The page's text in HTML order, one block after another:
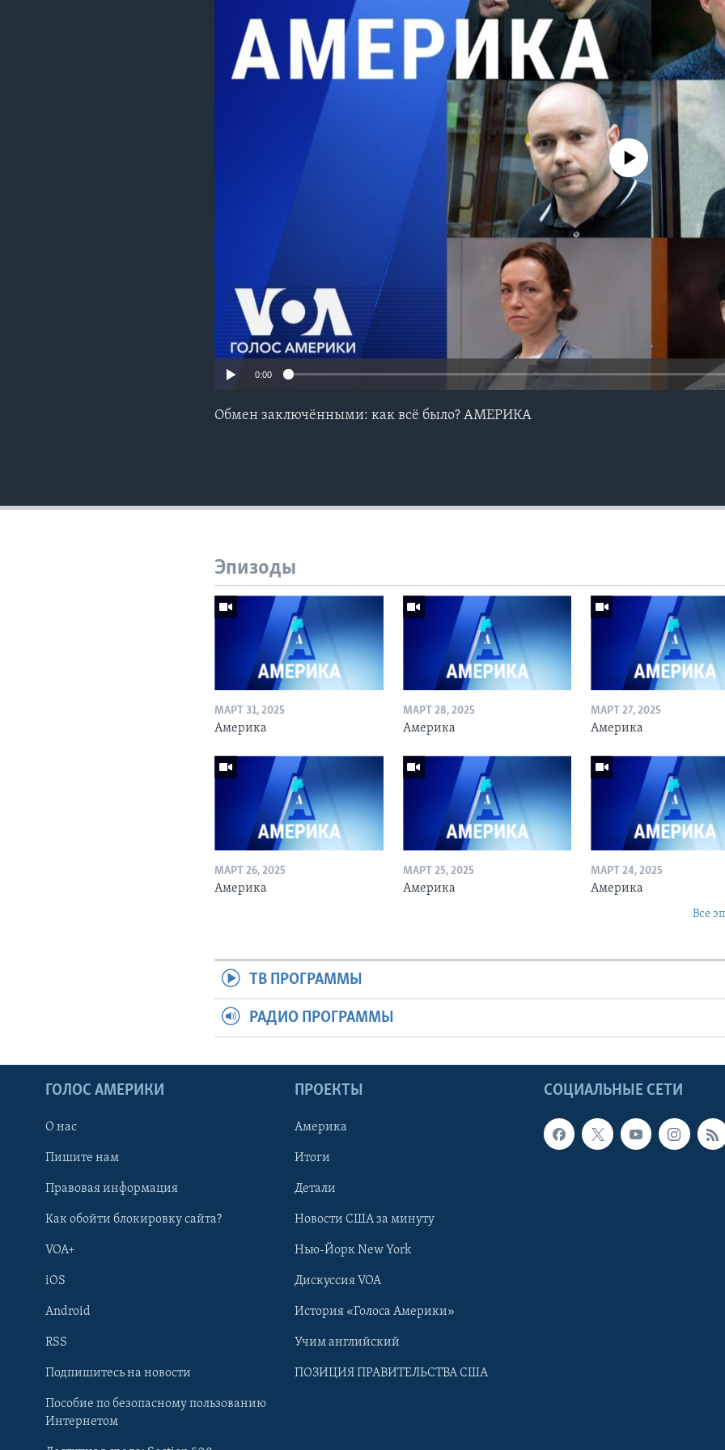
Learning English
No media source currently
0:00
Обмен заключёнными: как всё было? АМЕРИКА
Эпизоды
МАРТ 31, 2025
Америка
МАРТ 28, 2025
Америка
МАРТ 27, 2025
Америка
МАРТ 26, 2025
Америка
МАРТ 25, 2025
Америка
МАРТ 24, 2025
Америка
Все
ТВ ПРОГРАММЫ
РАДИО ПРОГРАММЫ
СОЦИАЛЬНЫЕ СЕТИ
ГОЛОС АМЕРИКИ
О нас
Пишите нам
Правовая информация
Как обойти блокировку сайта?
VOA+
iOS
Android
RSS
Подпишитесь на новости
Пособие по безопасному пользованию
Интернетом
ПРОЕКТЫ
Америка
Итоги
Детали
Новости США за минуту
Нью-Йорк New York
Дискуссия VOA
История «Голоса Америки»
Учим английский
ПОЗИЦИЯ ПРАВИТЕЛЬСТВА США